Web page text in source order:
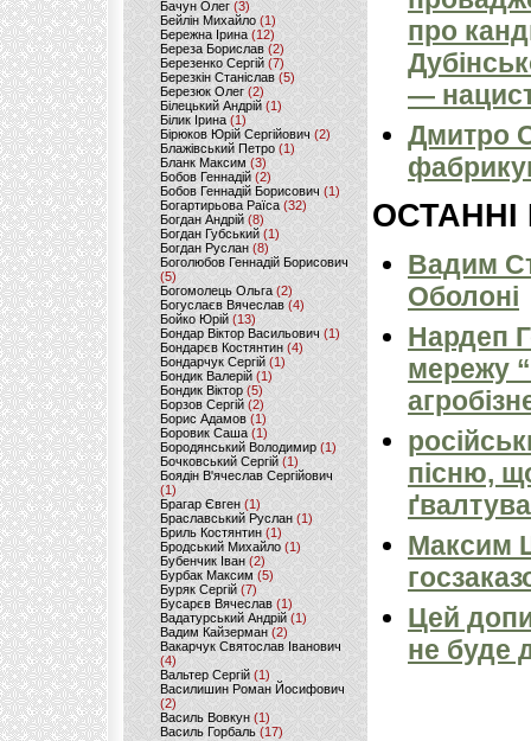
Бачун Олег (3)
Бейлін Михайло (1)
Бережна Ірина(12)
Береза Борислав(2)
Березенко Сергій (7)
Березкін Станіслав (5)
Березюк Олег(2)
Білецький Андрій (1)
Білик Ірина (1)
Бірюков Юрій Сергійович (2)
Блажівський Петро (1)
Бланк Максим(3)
Бобов Геннадій (2)
Бобов Геннадій Борисович (1)
Богартирьова Раїса (32)
Богдан Андрій(8)
Богдан Губський (1)
Богдан Руслан(8)
Боголюбов Геннадій Борисович
(5)
Богомолець Ольга (2)
Богуслаєв Вячеслав (4)
Бойко Юрій (13)
Бондар Віктор Васильович (1)
Бондарєв Костянтин (4)
Бондарчук Сергій(1)
Бондик Валерій (1)
Бондик Віктор(5)
Борзов Сергiй (2)
Борис Адамов(1)
Боровик Саша (1)
Бородянський Володимир (1)
Бочковський Сергій (1)
Боядін В'ячеслав Сергійович
(1)
Брагар Євген (1)
Браславський Руслан (1)
Бриль Костянтин (1)
Бродський Михайло (1)
Бубенчик Іван(2)
Бурбак Максим (5)
Буряк Сергій (7)
Бусарєв Вячеслав (1)
Вадатурський Андрій (1)
Вадим Кайзерман (2)
Вакарчук Святослав Іванович
(4)
Вальтер Сергій (1)
Василишин Роман Йосифович
(2)
Василь Вовкун (1)
Василь Горбаль (17)
про
—
Дмитро
ОСТАННІ
Вадим
Оболоні
Нардеп
мережу
пісню,
Максим
Цей
не буде